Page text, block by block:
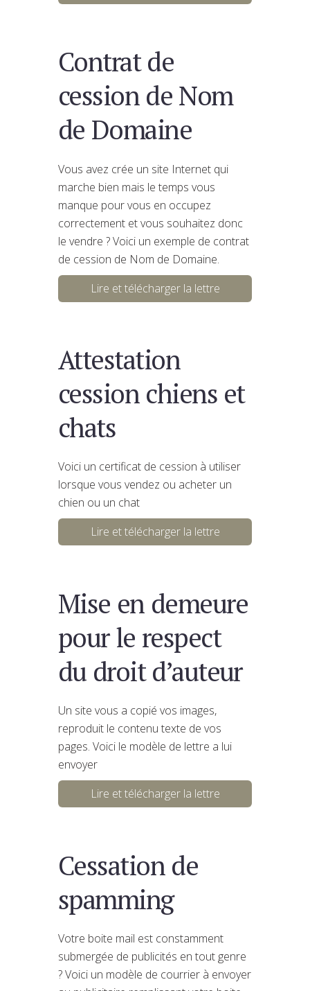
Contrat de
cession de Nom
de Domaine
Vous avez crée un site Internet qui
marche bien mais le temps vous
manque pour vous en occupez
correctement et vous souhaitez donc
le vendre ? Voici un exemple de contrat
de cession de Nom de Domaine.
Lire et télécharger la lettre
Attestation
cession chiens et
chats
Voici un certificat de cession à utiliser
lorsque vous vendez ou acheter un
chien ou un chat
Lire et télécharger la lettre
Mise en demeure
pour le respect
du droit d’auteur
Un site vous a copié vos images,
reproduit le contenu texte de vos
pages. Voici le modèle de lettre a lui
envoyer
Lire et télécharger la lettre
Cessation de
spamming
Votre boite mail est constamment
submergée de publicités en tout genre
? Voici un modèle de courrier à envoyer